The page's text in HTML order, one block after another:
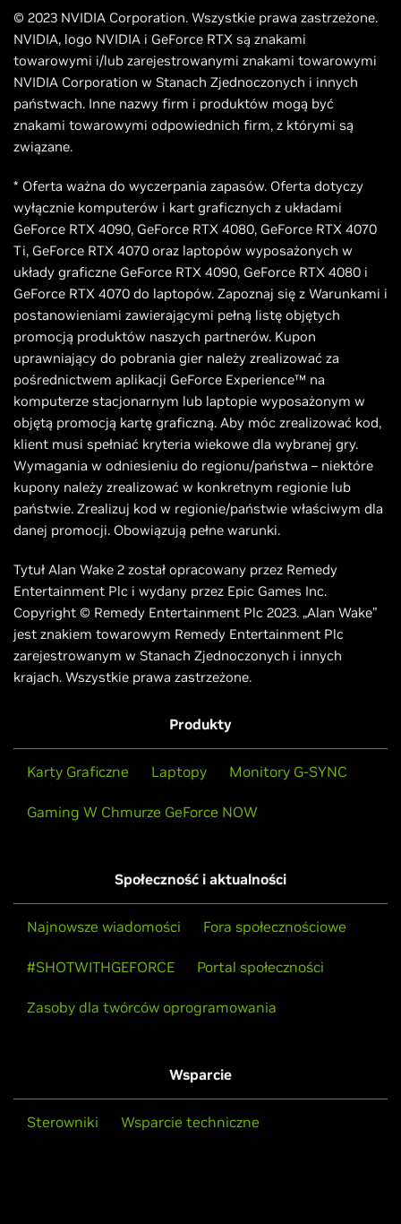
© 2023 NVIDIA Corporation. Wszystkie prawa zastrzeżone.
NVIDIA, logo NVIDIA i GeForce RTX są znakami
towarowymi i/lub zarejestrowanymi znakami towarowymi
NVIDIA Corporation w Stanach Zjednoczonych i innych
państwach. Inne nazwy firm i produktów mogą być
znakami towarowymi odpowiednich firm, z którymi są
związane.
* Oferta ważna do wyczerpania zapasów. Oferta dotyczy
wyłącznie komputerów i kart graficznych z układami
GeForce RTX 4090, GeForce RTX 4080, GeForce RTX 4070
Ti, GeForce RTX 4070 oraz laptopów wyposażonych w
układy graficzne GeForce RTX 4090, GeForce RTX 4080 i
GeForce RTX 4070 do laptopów. Zapoznaj się z Warunkami i
postanowieniami zawierającymi pełną listę objętych
promocją produktów naszych partnerów. Kupon
uprawniający do pobrania gier należy zrealizować za
pośrednictwem aplikacji GeForce Experience™ na
komputerze stacjonarnym lub laptopie wyposażonym w
objętą promocją kartę graficzną. Aby móc zrealizować kod,
klient musi spełniać kryteria wiekowe dla wybranej gry.
Wymagania w odniesieniu do regionu/państwa – niektóre
kupony należy zrealizować w konkretnym regionie lub
państwie. Zrealizuj kod w regionie/państwie właściwym dla
danej promocji. Obowiązują pełne warunki.
Tytuł Alan Wake 2 został opracowany przez Remedy
Entertainment Plc i wydany przez Epic Games Inc.
Copyright © Remedy Entertainment Plc 2023. „Alan Wake”
jest znakiem towarowym Remedy Entertainment Plc
zarejestrowanym w Stanach Zjednoczonych i innych
krajach. Wszystkie prawa zastrzeżone.
Produkty
Karty Graficzne Laptopy Monitory G-SYNC
Gaming W Chmurze GeForce NOW
Społeczność i aktualności
Najnowsze wiadomości Fora społecznościowe
#SHOTWITHGEFORCE Portal społeczności
Zasoby dla twórców oprogramowania
Wsparcie
Sterowniki Wsparcie techniczne